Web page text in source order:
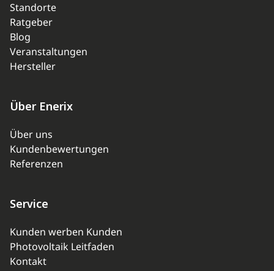
Standorte
Ratgeber
Blog
Veranstaltungen
Hersteller
Über Enerix
Über uns
Kundenbewertungen
Referenzen
Service
Kunden werben Kunden
Photovoltaik Leitfaden
Kontakt